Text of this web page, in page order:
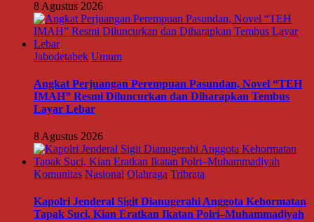
8 Agustus 2026
Jabodetabek Umum
Angkat Perjuangan Perempuan Pasundan, Novel “TEH
IMAH” Resmi Diluncurkan dan Diharapkan Tembus
Layar Lebar
8 Agustus 2026
Komunitas Nasional Olahraga Tribrata
Kapolri Jenderal Sigit Dianugerahi Anggota Kehormatan
Tapak Suci, Kian Eratkan Ikatan Polri–Muhammadiyah